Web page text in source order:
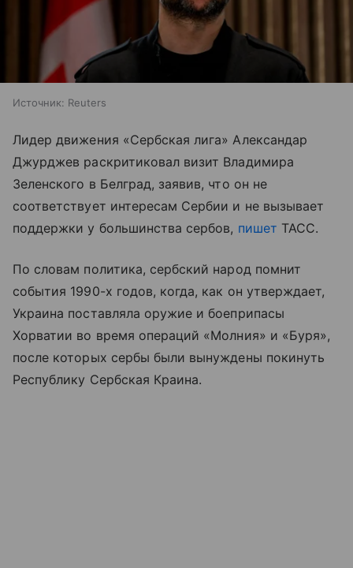
Источник: Reuters
Лидер движения «Сербская лига» Александар
Джурджев раскритиковал визит Владимира
Зеленского в Белград, заявив, что он не
соответствует интересам Сербии и не вызывает
поддержки у большинства сербов, пишет ТАСС.
По словам политика, сербский народ помнит
события 1990-х годов, когда, как он утверждает,
Украина поставляла оружие и боеприпасы
Хорватии во время операций «Молния» и «Буря»,
после которых сербы были вынуждены покинуть
Республику Сербская Краина.